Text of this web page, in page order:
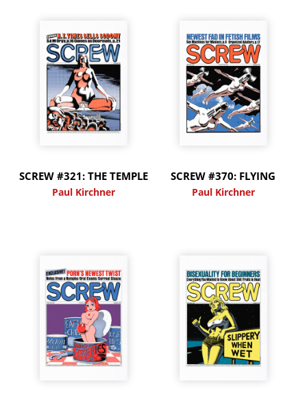
SCREW #321: THE TEMPLE
Paul Kirchner
SCREW #370: FLYING
Paul Kirchner